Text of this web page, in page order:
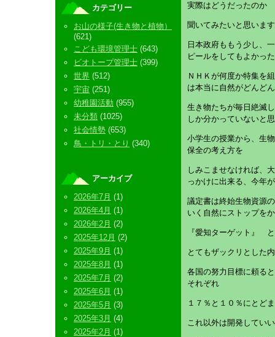
実際はどうだったのか
聞いてみたいと思いま
日本政府ももう少し、
ピールをしてもよかっ
ＮＨＫが何度か特集を
は本当に自然がどんど
生き物たちが毎日絶滅
しか分かっていないと
小学生の授業から、生
保全の考え方を
しみこませなければ、
っかけに出来る、今年
議定書は終始生物資源
いく自然にストップを
『愛知ターゲット』
とてもザックリとした
各国の努力目標に頼る
それぞれ
１７％と１０％にとど
これ以外は開発してい
カテゴリー
お山の様子(生き物と植物）
(621)
こども環境管理士 (643)
ビオトープ管理士 (399)
世界 (512)
宇宙 (251)
幼稚園活動 (955)
未分類 (1025)
社会情勢 (653)
鳥・トリ・とり (340)
アーカイブ
2026年7月 (1)
2026年4月 (1)
2026年2月 (2)
2025年12月 (2)
2025年9月 (1)
2025年8月 (1)
2025年7月 (2)
2025年6月 (1)
2025年5月 (3)
2025年3月 (4)
2025年2月 (1)